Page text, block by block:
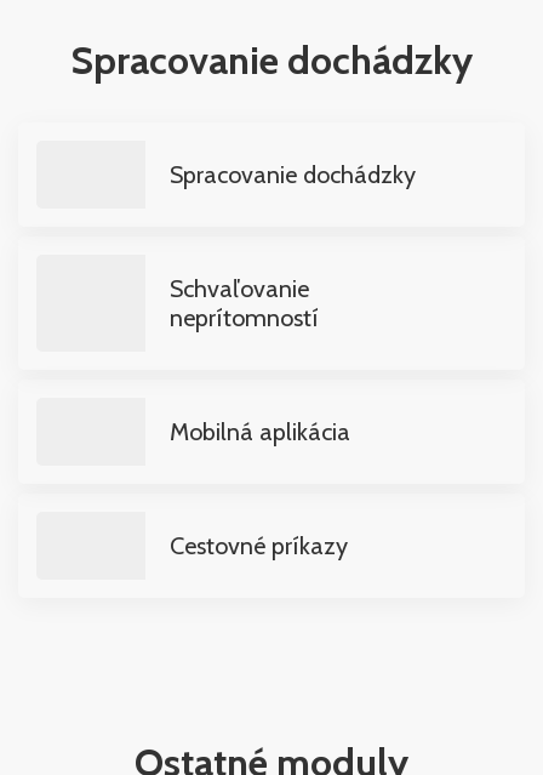
Spracovanie dochádzky
Spracovanie dochádzky
Schvaľovanie
neprítomností
Mobilná aplikácia
Cestovné príkazy
Ostatné moduly